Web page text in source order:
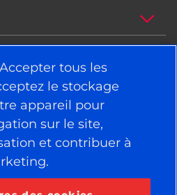
tous les
le stockage
appareil pour
sur le site,
et contribuer à